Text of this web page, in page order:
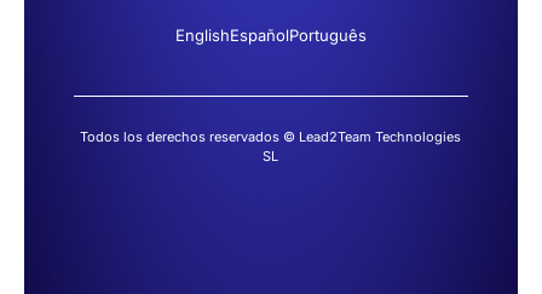
EnglishEspañolPortuguês
Todos los derechos reservados © Lead2Team Technologies
SL